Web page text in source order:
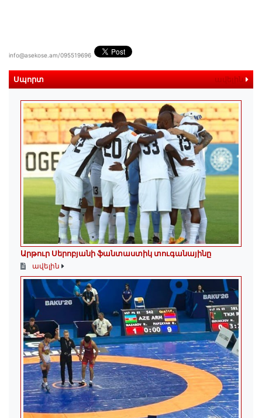
info@asekose.am/095519696
Սպորտ ավելին
Արթուր Սերոբյանի ֆանտաստիկ տուգանայինը
ավելին